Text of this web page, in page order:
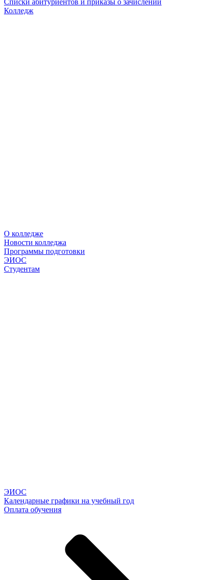
Списки абитуриентов и приказы о зачислении
Колледж
О колледже
Новости колледжа
Программы подготовки
ЭИОС
Студентам
ЭИОС
Календарные графики на учебный год
Оплата обучения